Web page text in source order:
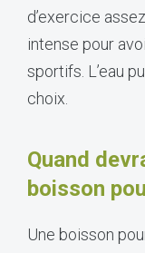
d’exercice
intense pour
sportifs. L’eau
choix.
Quand
boisson
Une boisson